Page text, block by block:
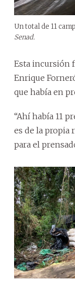
Un total de 11
Senad.
Esta incursión
Enrique
que había en
“Ahí había 11
es de la propia
para el